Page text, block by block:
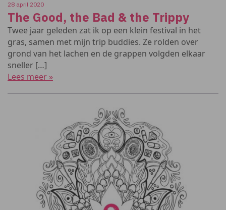
28 april 2020
The Good, the Bad & the Trippy
Twee jaar geleden zat ik op een klein festival in het
gras, samen met mijn trip buddies. Ze rolden over
grond van het lachen en de grappen volgden elkaar
sneller […]
Lees meer »